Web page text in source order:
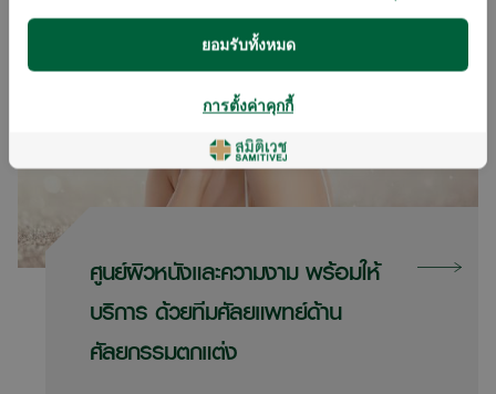
ช่วงโควิดระบาดที่ผ่านมาทำให้วิถีชีวิตของ
มะนาวเปลี่ยนไปหมด จากที่เคยไปยิมออก
กำลังกายทุกวัน ต้องมาทำงานหนักขาด
การพักผ่อน ยิมปิดทุกแห่ง เครียด และ
นอนพักผ่อนจนสุดท้ายมะนาวกลับมาที่รูป
ร่างเดิมและอาจจะใหญ่กว่าเดิมไปมากน้ำหนัก
อยู่ที่ 82 กิโลกรัม ในการลดน้ำหนักแต่ละ
ศูนย์ผิวหนังและความงาม พร้อมให้
บริการ ด้วยทีมศัลยแพทย์ด้าน
ศัลยกรรมตกแต่ง
ยอมรับทั้งหมด
การตั้งค่าคุกกี้